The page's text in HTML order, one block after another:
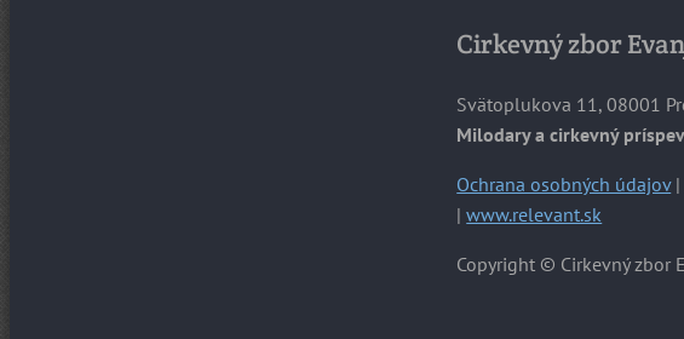
Cirkevný zbor
Svätoplukova 11, 08001
Milodary a cirkevný
Ochrana osobných údajov
|www.relevant.sk
Copyright © Cirkevný zbor